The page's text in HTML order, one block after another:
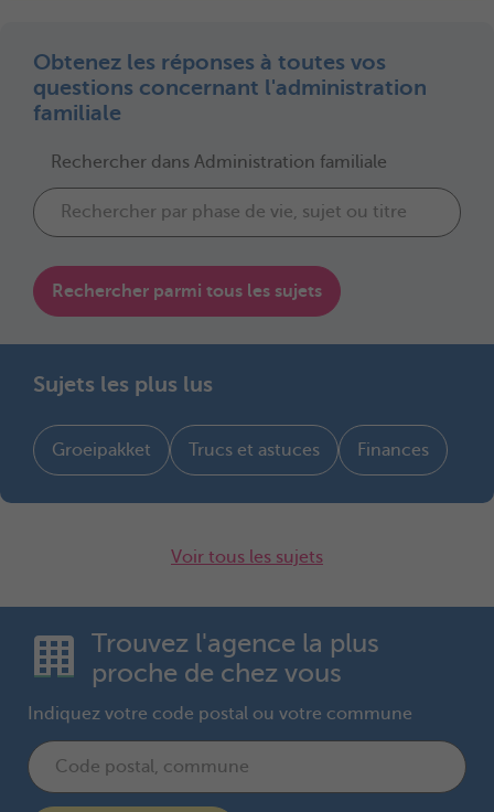
Obtenez les réponses à toutes vos
questions concernant l'administration
familiale
Rechercher dans Administration familiale
Rechercher parmi tous les sujets
Sujets les plus lus
Groeipakket Trucs et astuces Finances
Voir tous les sujets
Trouvez l'agence la plus
proche de chez vous
Indiquez votre code postal ou votre commune